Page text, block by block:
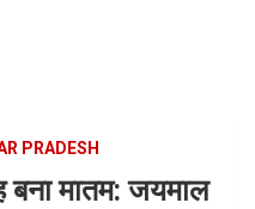
PRADESH
बना मातम: जयमाल